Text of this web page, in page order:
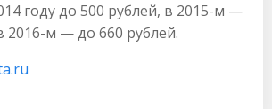
году до 500 рублей, в 2015-м —
2016-м — до 660 рублей.